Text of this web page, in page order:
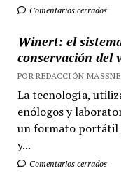
Comentarios cerrados
Winert: el
conservación del
POR REDACCIÓN
La tecnología,
enólogos y
un formato portátil
y...
Comentarios cerrados